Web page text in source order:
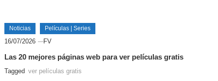
Noticias Películas | Series
16/07/2026 FV
Las 20 mejores páginas web para ver películas gratis
Tagged ver películas gratis